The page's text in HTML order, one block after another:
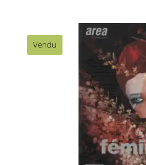
Vendu
Area revue n° 19/20